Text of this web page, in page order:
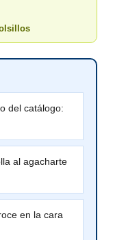
del catálogo:
al agacharte
en la cara